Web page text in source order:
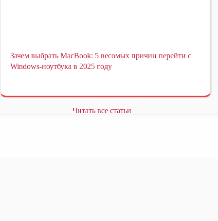
Зачем выбрать MacBook: 5 весомых причин перейти с
Windows-ноутбука в 2025 году
Читать все статьи